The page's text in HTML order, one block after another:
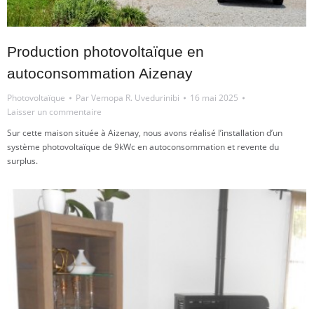
Production photovoltaïque en
autoconsommation Aizenay
Photovoltaïque ParVemopa R. Uvedurinibi
16 mai 2025
Laisser un commentaire
Sur cette maison située à Aizenay, nous avons réalisé l’installation d’un
système photovoltaïque de 9kWc en autoconsommation et revente du
surplus.